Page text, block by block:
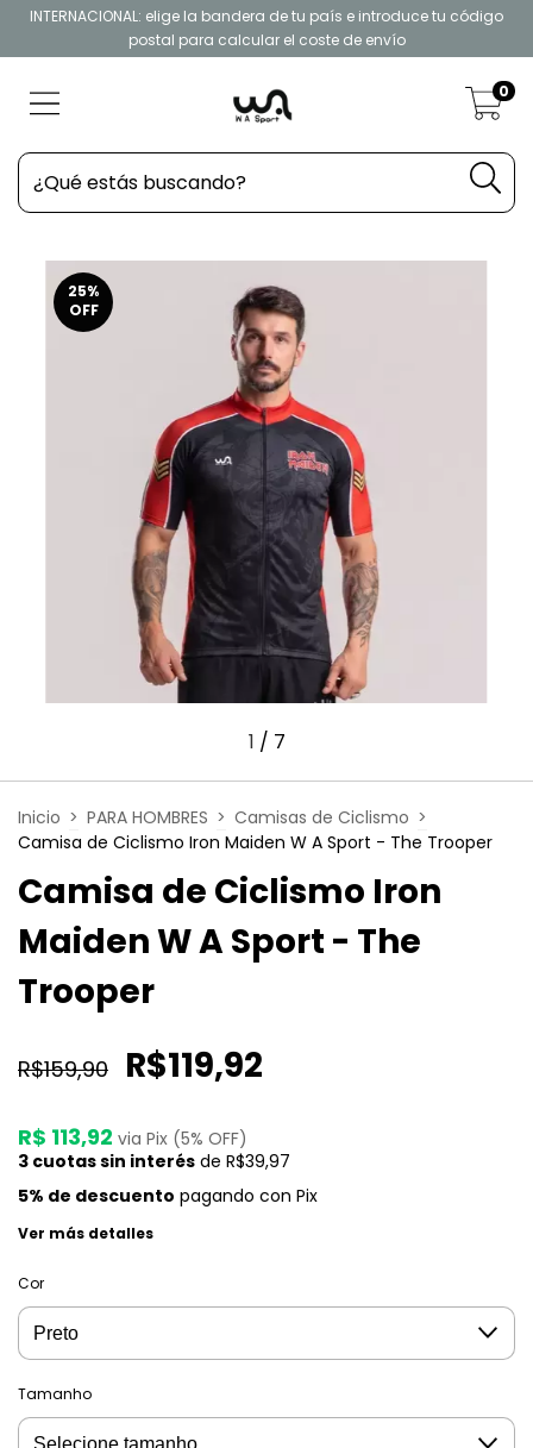
INTERNACIONAL: elige la bandera de tu país e introduce tu código
postal para calcular el coste de envío
0
25%
OFF
1 / 7
Inicio > PARA HOMBRES > Camisas de Ciclismo >
Camisa de Ciclismo Iron Maiden W A Sport - The Trooper
Camisa de Ciclismo Iron
Maiden W A Sport - The
Trooper
R$159,90 R$119,92
R$ 113,92 via Pix (5% OFF)
3 cuotas sin interés de R$39,97
5% de descuento pagando con Pix
Ver más detalles
Cor
Tamanho